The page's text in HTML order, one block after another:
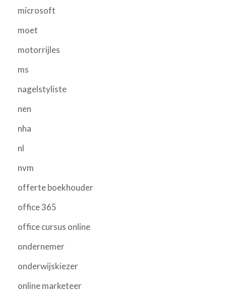
microsoft
moet
motorrijles
ms
nagelstyliste
nen
nha
nl
nvm
offerte boekhouder
office 365
office cursus online
ondernemer
onderwijskiezer
online marketeer